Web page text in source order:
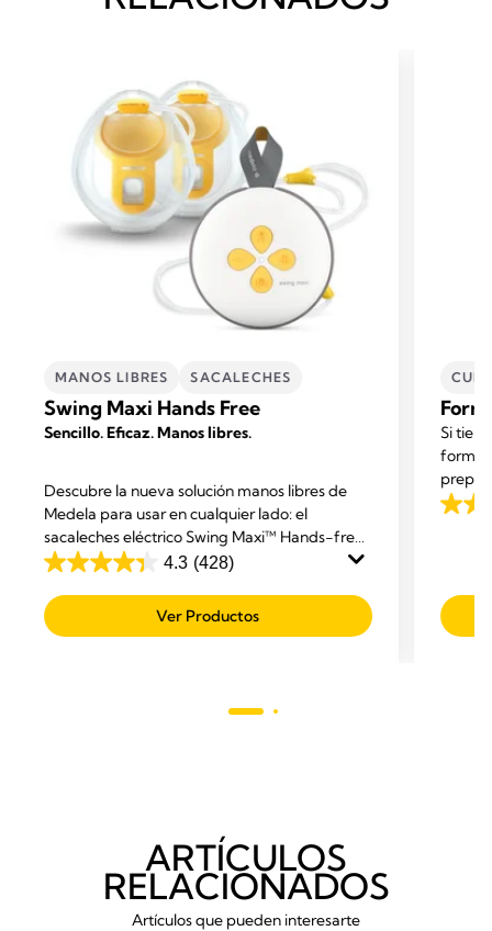
MANOS LIBRES SACALECHES
Swing Maxi Hands Free
Sencillo. Eficaz. Manos libres.
Descubre la nueva solución manos libres de
Medela para usar en cualquier lado: el
sacaleches eléctrico Swing Maxi™ Hands-free,
un producto que te ofrece máxima
vez.
4.3 (428)
4.3
de
5
Ver Productos
Si
bebé
4.0
23
ARTÍCULOS
RELACIONADOS
Artículos que pueden interesarte